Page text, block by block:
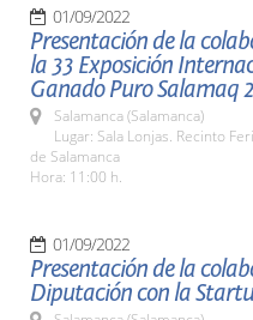
01/09/2022
Presentación de la
la 33 Exposición
Ganado Puro Salamaq
Salamanca (Salamanca)
Lugar: Sala Lonjas. Recinto
de Salamanca
Hora: 11:00 h.
01/09/2022
Presentación de la
Diputación con la